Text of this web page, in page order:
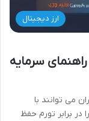
ارز دیجیتال
سرمایه
می توانند با
برابر تورم حفظ